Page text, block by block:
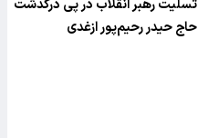
تسلیت رهبر انقلاب در پی درگذشت
حاج حیدر رحیم‌پور ازغدی